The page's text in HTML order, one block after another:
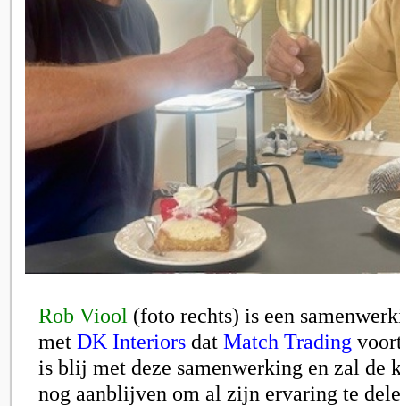
Rob Viool (foto rechts) is een
met DK Interiors dat Match Trading
is blij met deze samenwerking en zal de
nog aanblijven om al zijn ervaring te